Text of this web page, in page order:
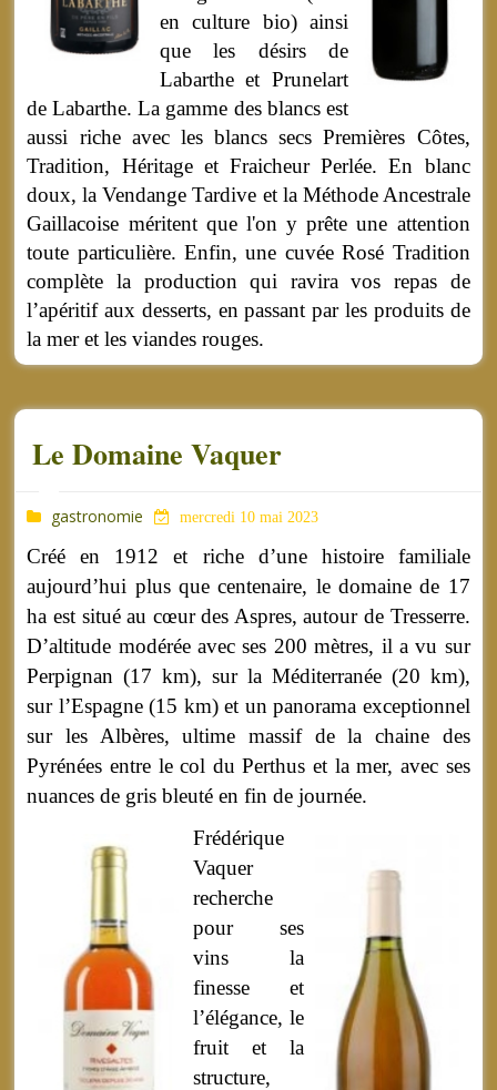
en culture bio) ainsi
que les désirs de
Labarthe et Prunelart
de Labarthe. La gamme des blancs est
aussi riche avec les blancs secs Premières Côtes,
Tradition, Héritage et Fraicheur Perlée. En blanc
doux, la Vendange Tardive et la Méthode Ancestrale
Gaillacoise méritent que l'on y prête une attention
toute particulière. Enfin, une cuvée Rosé Tradition
complète la production qui ravira vos repas de
l’apéritif aux desserts, en passant par les produits de
la mer et les viandes rouges.
Le Domaine Vaquer
gastronomie mercredi 10 mai 2023
Créé en 1912 et riche d’une histoire familiale
aujourd’hui plus que centenaire, le domaine de 17
ha est situé au cœur des Aspres, autour de Tresserre.
D’altitude modérée avec ses 200 mètres, il a vu sur
Perpignan (17 km), sur la Méditerranée (20 km),
sur l’Espagne (15 km) et un panorama exceptionnel
sur les Albères, ultime massif de la chaine des
Pyrénées entre le col du Perthus et la mer, avec ses
nuances de gris bleuté en fin de journée.
Frédérique
Vaquer
recherche
pour ses
vins la
finesse et
l’élégance, le
fruit et la
structure,